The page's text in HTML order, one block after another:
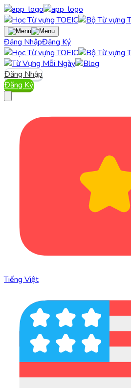
Đăng NhậpĐăng Ký
Đăng Nhập
Đăng Ký
Tiếng Việt